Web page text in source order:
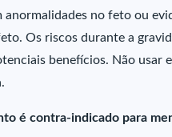
anormalidades no feto ou
Os riscos durante a
benefícios. Não usar
é contra-indicado para